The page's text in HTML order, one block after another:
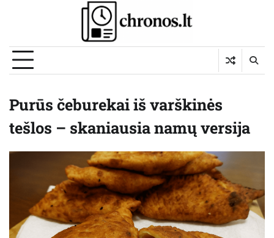
Purūs čeburekai iš varškinės
tešlos – skaniausia namų versija